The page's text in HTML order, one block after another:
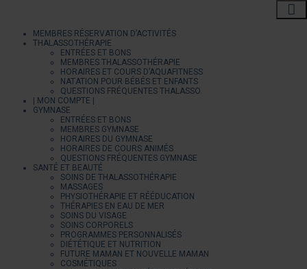
MEMBRES RÉSERVATION D’ACTIVITÉS
THALASSOTHÉRAPIE
ENTRÉES ET BONS
MEMBRES THALASSOTHÉRAPIE
HORAIRES ET COURS D’AQUAFITNESS
NATATION POUR BÉBÉS ET ENFANTS
QUESTIONS FRÉQUENTES THALASSO
| MON COMPTE |
GYMNASE
ENTRÉES ET BONS
MEMBRES GYMNASE
HORAIRES DU GYMNASE
HORAIRES DE COURS ANIMÉS
QUESTIONS FRÉQUENTES GYMNASE
SANTÉ ET BEAUTÉ
SOINS DE THALASSOTHÉRAPIE
MASSAGES
PHYSIOTHÉRAPIE ET RÉÉDUCATION
THÉRAPIES EN EAU DE MER
SOINS DU VISAGE
SOINS CORPORELS
PROGRAMMES PERSONNALISÉS
DIÉTÉTIQUE ET NUTRITION
FUTURE MAMAN ET NOUVELLE MAMAN
COSMÉTIQUES